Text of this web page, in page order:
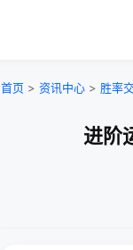
首页 > 资讯中心 > 胜率
进阶